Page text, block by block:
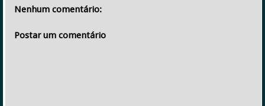
Nenhum comentário:
Postar um comentário